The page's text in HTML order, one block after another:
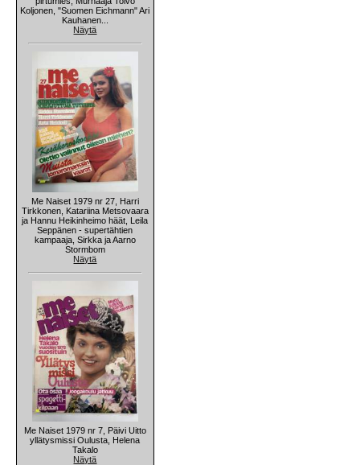
Koljonen, "Suomen Eichmann" Ari
Kauhanen...
Näytä
Me Naiset 1979 nr 27, Harri
Tirkkonen, Katariina Metsovaara
ja Hannu Heikinheimo häät, Leila
Seppänen - supertähtien
kampaaja, Sirkka ja Aarno
Stormbom
Näytä
Me Naiset 1979 nr 7, Päivi Uitto
yllätysmissi Oulusta, Helena
Takalo
Näytä